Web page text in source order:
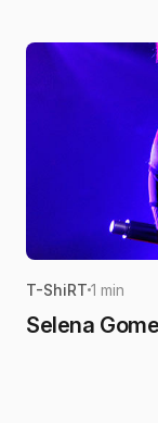
T-ShiRT 1 min
Selena